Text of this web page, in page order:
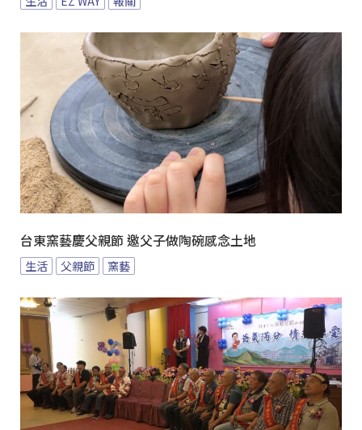
台東窯藝慶父親節 邀父子做陶碗感念土地
生活 父親節 窯藝